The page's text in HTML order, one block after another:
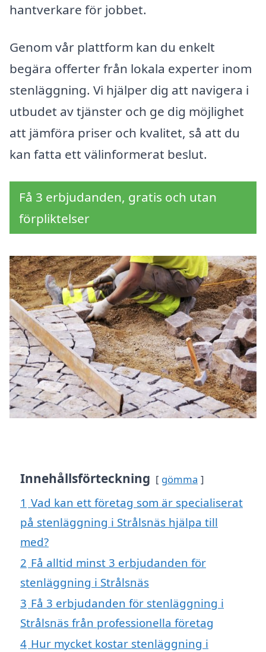
hantverkare för jobbet.
Genom vår plattform kan du enkelt
begära offerter från lokala experter inom
stenläggning. Vi hjälper dig att navigera i
utbudet av tjänster och ge dig möjlighet
att jämföra priser och kvalitet, så att du
kan fatta ett välinformerat beslut.
Få 3 erbjudanden, gratis och utan
förpliktelser
Innehållsförteckning gömma
1 Vad kan ett företag som är specialiserat
på stenläggning i Strålsnäs hjälpa till
med?
2 Få alltid minst 3 erbjudanden för
stenläggning i Strålsnäs
3 Få 3 erbjudanden för stenläggning i
Strålsnäs från professionella företag
4 Hur mycket kostar stenläggning i